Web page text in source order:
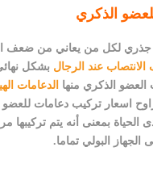
الذكري
لكل من يعاني من ضعف
عند الرجال بشكل
العضو الذكري منها الدعامات
اسعار تركيب دعامات
الحياة بمعنى أنه يتم تركيبها
البولي تماما.